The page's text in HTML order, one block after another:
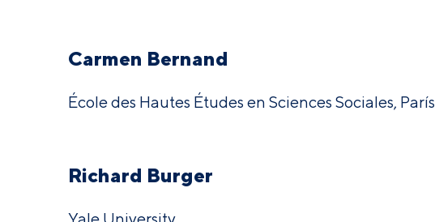
Carmen Bernand
École des Hautes Études en Sciences Sociales, París
Richard Burger